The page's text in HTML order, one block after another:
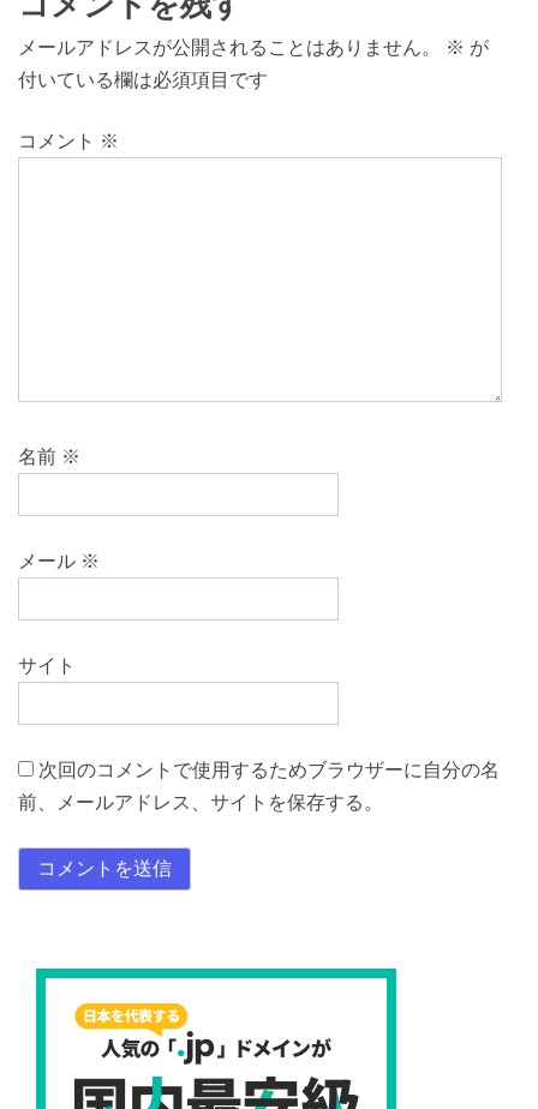
メールアドレスが公開されることはありません。 ※ が
付いている欄は必須項目です
コメント ※
名前 ※
メール ※
サイト
次回のコメントで使用するためブラウザーに自分の名
前、メールアドレス、サイトを保存する。